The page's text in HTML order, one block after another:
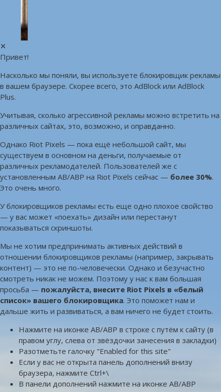
✕
Привет!
Насколько мы поняли, вы используете блокировщик рекламы
в вашем браузере. Скорее всего, это AdBlock или AdBlock
Plus.
Учитывая, сколько агрессивной рекламы можно встретить на
различных сайтах, это, возможно, и оправданно.
Однако Riot Pixels — пока ещё небольшой сайт, мы
существуем в основном на деньги, получаемые от
различных рекламодателей. Пользователей же с
установленным AB/ABP на Riot Pixels сейчас — более 30%.
Это очень много.
У блокировщиков рекламы есть еще одно плохое свойство
— у вас может «поехать» дизайн или перестанут
показываться скриншоты.
Мы не хотим предпринимать активных действий в
отношении блокировщиков рекламы (например, закрывать
контент) — это не по-человечески. Однако и безучастно
смотреть никак не можем. Поэтому у нас к вам большая
просьба — пожалуйста, внесите Riot Pixels в «белый
список» вашего блокировщика. Это поможет нам и
дальше жить и развиваться, а вам ничего не будет стоить.
Нажмите на иконке AB/ABP в строке с путём к сайту (в
правом углу, слева от звёздочки занесения в закладки)
Разотметьте галочку "Enabled for this site"
Если у вас не открыта панель дополнений внизу
браузера, нажмите Ctrl+\
В панели дополнений нажмите на иконке AB/ABP